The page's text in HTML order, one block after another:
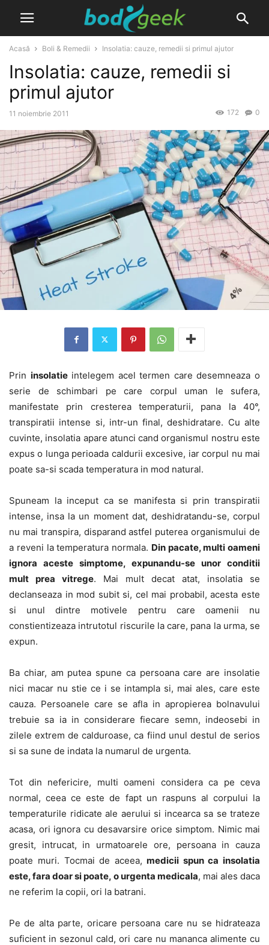
Acasă Boli & Remedii Insolatia: cauze, remedii si primul ajutor
Insolatia: cauze, remedii si
primul ajutor
11 noiembrie 2011 0
172
Prin insolatieintelegem acel termen care desemneaza o
serie de schimbari pe care corpul uman le sufera,
manifestate prin cresterea temperaturii, pana la 40°,
transpiratii intense si, intr-un final, deshidratare. Cu alte
cuvinte, insolatia apare atunci cand organismul nostru este
expus o lunga perioada caldurii excesive, iar corpul nu mai
poate sa-si scada temperatura in mod natural.
Spuneam la inceput ca se manifesta si prin transpiratii
intense, insa la un moment dat, deshidratandu-se, corpul
nu mai transpira, disparand astfel puterea organismului de
a reveni la temperatura normala. Din pacate, multi oameni
ignora aceste simptome, expunandu-se unor conditii
mult prea vitrege. Mai mult decat atat, insolatia se
declanseaza in mod subit si, cel mai probabil, acesta este
si unul dintre motivele pentru care oamenii nu
constientizeaza intrutotul riscurile la care, pana la urma, se
expun.
Ba chiar, am putea spune ca persoana care are insolatie
nici macar nu stie ce i se intampla si, mai ales, care este
cauza. Persoanele care se afla in apropierea bolnavului
trebuie sa ia in considerare fiecare semn, indeosebi in
zilele extrem de calduroase, ca fiind unul destul de serios
si sa sune de indata la numarul de urgenta.
Tot din nefericire, multi oameni considera ca pe ceva
normal, ceea ce este de fapt un raspuns al corpului la
temperaturile ridicate ale aerului si incearca sa se trateze
acasa, ori ignora cu desavarsire orice simptom. Nimic mai
gresit, intrucat, in urmatoarele ore, persoana in cauza
poate muri. Tocmai de aceea, medicii spun ca insolatia
este, fara doar si poate, o urgenta medicala, mai ales daca
ne referim la copii, ori la batrani.
Pe de alta parte, oricare persoana care nu se hidrateaza
suficient in sezonul cald, ori care nu mananca alimente cu